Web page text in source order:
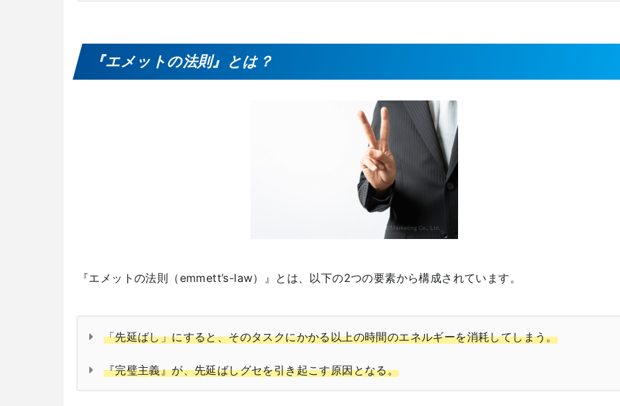
『エメットの法則』とは？
『エメットの法則（emmett’s-law）』とは、以下の2つの要素から構成されています。
「先延ばし」にすると、そのタスクにかかる以上の時間のエネルギーを消耗してしまう。
『完璧主義』が、先延ばしグセを引き起こす原因となる。